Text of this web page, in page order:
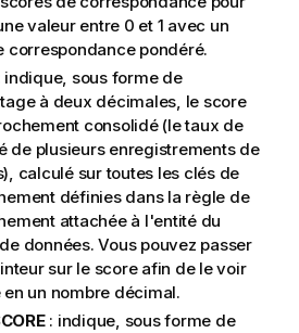
valeur entre 0 et 1 avec un
correspondance pondéré.
sous forme de
à deux décimales, le score
consolidé (le taux de
de plusieurs enregistrements de
calculé sur toutes les clés de
définies dans la règle de
attachée à l'entité du
données. Vous pouvez passer
sur le score afin de le voir
un nombre décimal.
: indique, sous forme de